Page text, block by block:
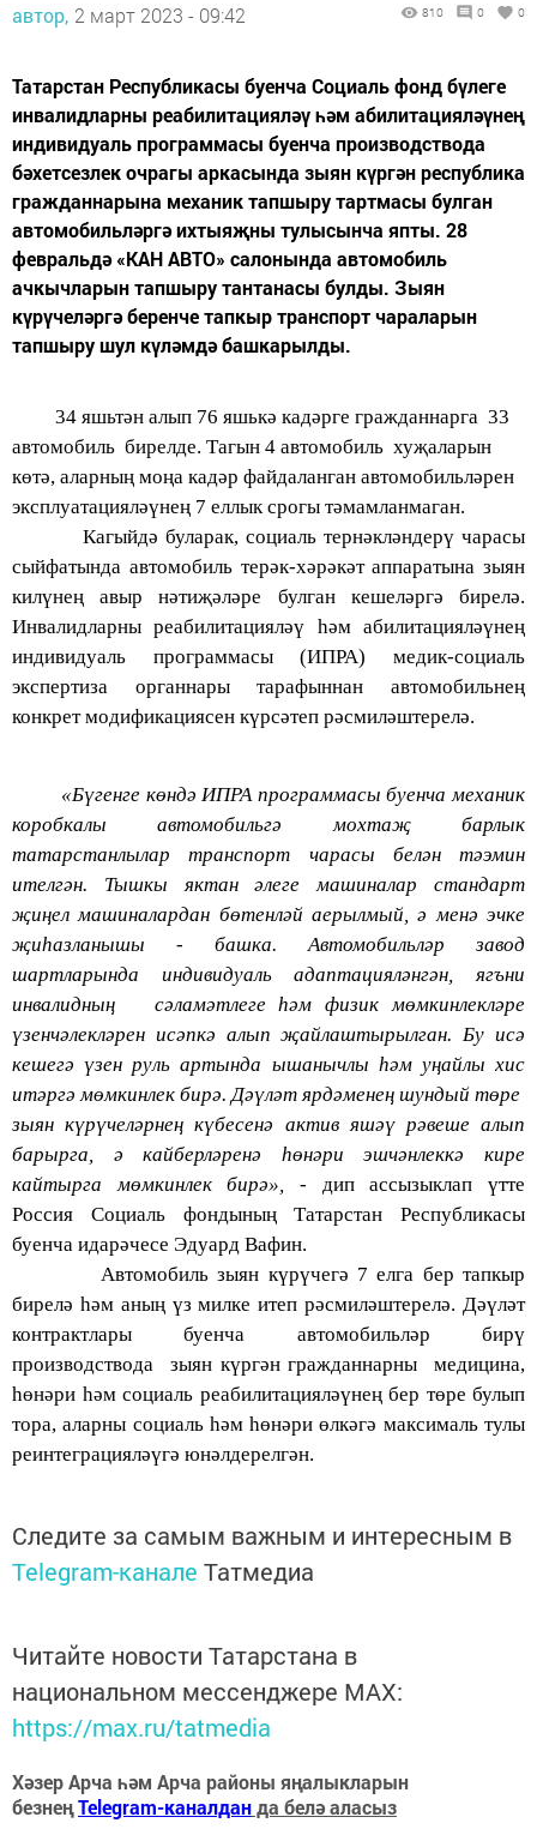
автор, 2 март 2023 - 09:42 810 0 0
Татарстан Республикасы буенча Социаль фонд бүлеге
инвалидларны реабилитацияләү һәм абилитацияләүнең
индивидуаль программасы буенча производствода
бәхетсезлек очрагы аркасында зыян күргән республика
гражданнарына механик тапшыру тартмасы булган
автомобильләргә ихтыяҗны тулысынча япты. 28
февральдә «КАН АВТО» салонында автомобиль
ачкычларын тапшыру тантанасы булды. Зыян
күрүчеләргә беренче тапкыр транспорт чараларын
тапшыру шул күләмдә башкарылды.
34 яшьтән алып 76 яшькә кадәрге гражданнарга 33
автомобиль бирелде. Тагын 4 автомобиль хуҗаларын
көтә, аларның моңа кадәр файдаланган автомобильләрен
эксплуатацияләүнең 7 еллык срогы тәмамланмаган.
Кагыйдә буларак, социаль тернәкләндерү чарасы
сыйфатында автомобиль терәк-хәрәкәт аппаратына зыян
килүнең авыр нәтиҗәләре булган кешеләргә бирелә.
Инвалидларны реабилитацияләү һәм абилитацияләүнең
индивидуаль программасы (ИПРА) медик-социаль
экспертиза органнары тарафыннан автомобильнең
конкрет модификациясен күрсәтеп рәсмиләштерелә.
«Бүгенге көндә ИПРА программасы буенча механик
коробкалы автомобильгә мохтаҗ барлык
татарстанлылар транспорт чарасы белән тәэмин
ителгән. Тышкы яктан әлеге машиналар стандарт
җиңел машиналардан бөтенләй аерылмый, ә менә эчке
җиһазланышы - башка. Автомобильләр завод
шартларында индивидуаль адаптацияләнгән, ягъни
инвалидның сәламәтлеге һәм физик мөмкинлекләре
үзенчәлекләрен исәпкә алып җайлаштырылган. Бу исә
кешегә үзен руль артында ышанычлы һәм уңайлы хис
итәргә мөмкинлек бирә. Дәүләт ярдәменең шундый төре
зыян күрүчеләрнең күбесенә актив яшәү рәвеше алып
барырга, ә кайберләренә һөнәри эшчәнлеккә кире
кайтырга мөмкинлек бирә»,
- дип ассызыклап үтте
Россия Социаль фондының Татарстан Республикасы
буенча идарәчесе Эдуард Вафин.
Автомобиль зыян күрүчегә 7 елга бер тапкыр
бирелә һәм аның үз милке итеп рәсмиләштерелә. Дәүләт
контрактлары буенча автомобильләр бирү
производствода зыян күргән гражданнарны медицина,
һөнәри һәм социаль реабилитацияләүнең бер төре булып
тора, аларны социаль һәм һөнәри өлкәгә максималь тулы
реинтеграцияләүгә юнәлдерелгән.
Следите за самым важным и интересным в
Telegram-канале Татмедиа
Читайте новости Татарстана в
национальном мессенджере MАХ:
https://max.ru/tatmedia
Хәзер Арча һәм Арча районы яңалыкларын
безнеңTelegram-каналданда белә аласыз